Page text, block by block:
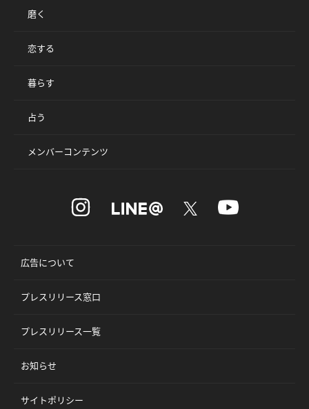
磨く
恋する
暮らす
占う
メンバーコンテンツ
広告について
プレスリリース窓口
プレスリリース一覧
お知らせ
サイトポリシー